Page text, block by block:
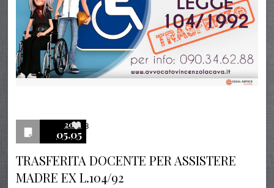
2021
05.05
3
TRASFERITA DOCENTE PER ASSISTERE
MADRE EX L.104/92